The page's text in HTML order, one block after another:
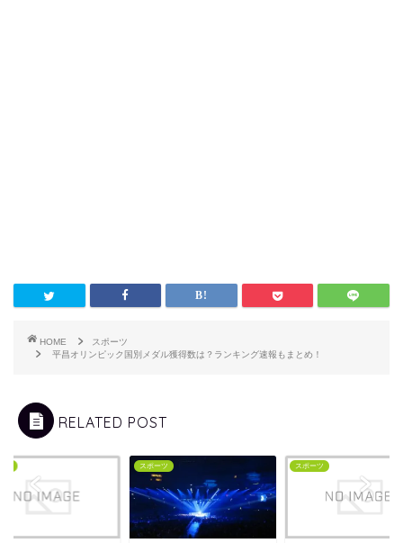
HOME
スポーツ
平昌オリンピック国別メダル獲得数は？ランキング速報もまとめ！
RELATED POST
スポーツ スポーツ